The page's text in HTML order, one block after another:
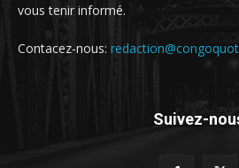
vous tenir informé.
Contacez-nous:
Suivez-